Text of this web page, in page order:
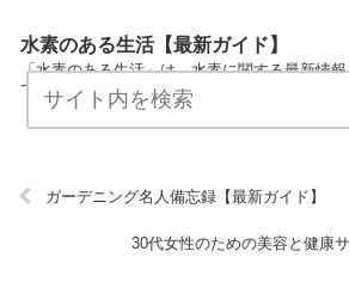
水素のある生活【最新ガイド】
「水素のある生活」は、水素に関する最新情
です。 定期的にチェックしてくださるとうれ
ガーデニング名人備忘録【最新ガイド】
30代女性のための美容と健康